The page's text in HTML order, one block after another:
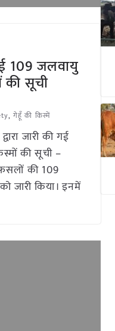
गई 109 जलवायु
की सूची
,गेहूँ की किस्में
जारी की गई
की सूची –
फसलों की 109
जारी किया। इनमें